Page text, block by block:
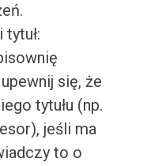
się, że
tytułu (np.
jeśli ma
to o